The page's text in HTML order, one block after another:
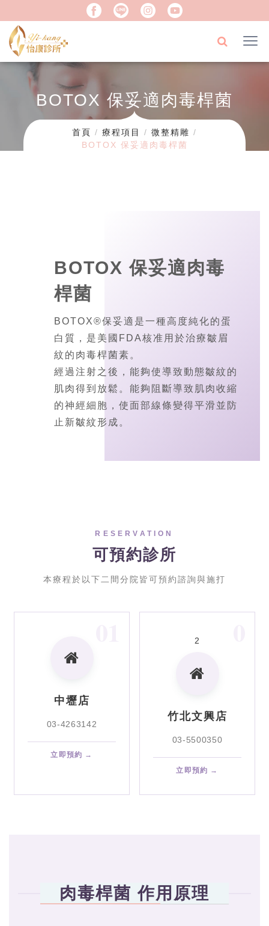
BOTOX 保妥適肉毒桿菌
首頁 療程項目
微整精雕
BOTOX 保妥適肉毒桿菌
BOTOX 保妥適肉毒
桿菌
BOTOX®保妥適是一種高度純化的蛋
白質，是美國FDA核准用於治療皺眉
紋的肉毒桿菌素。
經過注射之後，能夠使導致動態皺紋的
肌肉得到放鬆。能夠阻斷導致肌肉收縮
的神經細胞，使面部線條變得平滑並防
止新皺紋形成。
RESERVATION
可預約診所
本療程於以下二間分院皆可預約諮詢與施打
中壢店
03-4263142
立即預約 →
2
竹北文興店
03-5500350
立即預約 →
肉毒桿菌 作用原理